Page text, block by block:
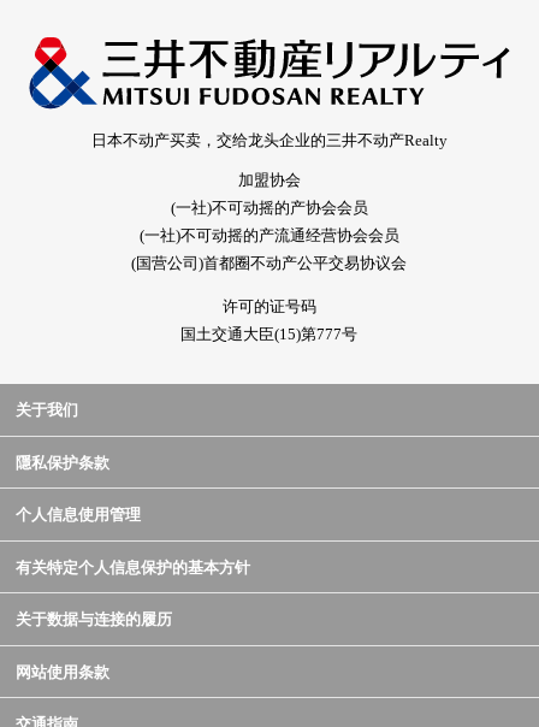
日本不动产买卖，交给龙头企业的三井不动产Realty
加盟协会
(一社)不可动摇的产协会会员
(一社)不可动摇的产流通经营协会会员
(国营公司)首都圈不动产公平交易协议会
许可的证号码
国土交通大臣(15)第777号
关于我们
隱私保护条款
个人信息使用管理
有关特定个人信息保护的基本方针
关于数据与连接的履历
网站使用条款